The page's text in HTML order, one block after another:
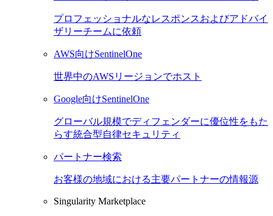
プロフェッショナルなレスポンスおよびアドバイ
ザリーチームに依頼
AWS向けSentinelOne
世界中のAWSリージョンでホスト
Google向けSentinelOne
グローバル規模でディフェンダーに優位性をもた
らす統合型自律セキュリティ
パートナー検索
お客様の地域における主要パートナーの情報源
Singularity Marketplace